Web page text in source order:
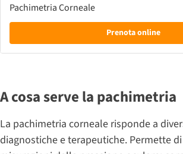
Pachimetria Corneale
Prenota online
A cosa serve la pachimetria
La pachimetria corneale risponde a
diagnostiche e terapeutiche. Permette